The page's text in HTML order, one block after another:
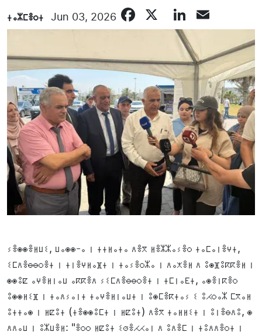
ⵜⴰⵣⵎⴻⵔⵜ Jun 03, 2026 Facebook
ⵢⴻⵙⵙⴻⵍⵡⵉ, ⵡⴰⵙⵙ-ⴰ ⵏ ⵜⵜⵍⴰⵜⴰ ⴷⴻⴳ ⵍⴻⵣⵣⴰⵢⴻⵔ ⵜⴰⵎⴰⵏⴻⵖⵜ,
ⵉⵎⴷⴻⴱⴱⵔⴻⵜ ⵏ ⵜⵏⴻⵖⵍⴰⴼⵜ ⵏ ⵜⴰⵢⴻⵔⵣⴰ ⵏ ⴷⴰⵅⴻⵍ ⴷ ⵓⵙⴼⵓⴽⴽⴻⵍ ⵏ
ⵙⵙⵓⵇ ⴰⵖⴻⵍⵏⴰⵡ ⴰⴽⴽⴻⴷ ⵢⵉⵎⴷⴻⴱⴱⵔⴻⵜ ⵏ ⵜⵎⵏⴰⴹⵜ, ⴰⵙⴻⵏⴽⴻⵔ
ⵓⵙⵙⵍⵉⴼ ⵏ ⵜⴰⴷⵢⴰⵏⵜ ⵜⴰⵖⴻⵍⵏⴰⵡⵜ ⵏ ⵓⵙⵎⴻⴽⵜⴰⵢ ⵉ ⵓⵃⵔⴰⵣ ⵎⴳⴰⵍ
ⵓⵜⵜⴰⵙ ⵏ ⵍⵇⵓⵜ (ⵜⴻⵙⵙⵓⵎⵜ ⵏ ⵍⵇⵓⵜ) ⴷⴻⴳ ⵜⴰⵍⵍⵉⵜ ⵏ ⵓⵏⴻⴱⴷⵓ, ⵙ
ⴷⴷⴰⵡ ⵏ ⵓⵣⵡⴻⵍ: "ⴻⵔⵔ ⵍⵇⵓⵜ ⵉⵚⴻⵃⵃⴰⵏ ⴷ ⵓⴷⴻⵎ ⵏ ⵜⵓⴷⴷⴻⵔⵜ ⵏ